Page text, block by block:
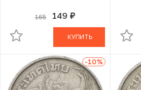
165 149 руб.
В КОРЗИНЕ
КУПИТЬ
-10%